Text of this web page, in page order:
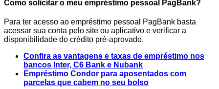
Como solicitar o meu empréstimo pessoal PagBank?
Para ter acesso ao empréstimo pessoal PagBank basta
acessar sua conta pelo site ou aplicativo e verificar a
disponibilidade do crédito pré-aprovado.
Confira as vantagens e taxas de empréstimo nos
bancos Inter, C6 Bank e Nubank
Empréstimo Condor para aposentados com
parcelas que cabem no seu bolso